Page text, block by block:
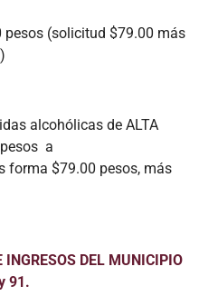
pesos (solicitud $79.00 más
alcohólicas de ALTA
pesos a
forma $79.00 pesos, más
DEL MUNICIPIO
91.